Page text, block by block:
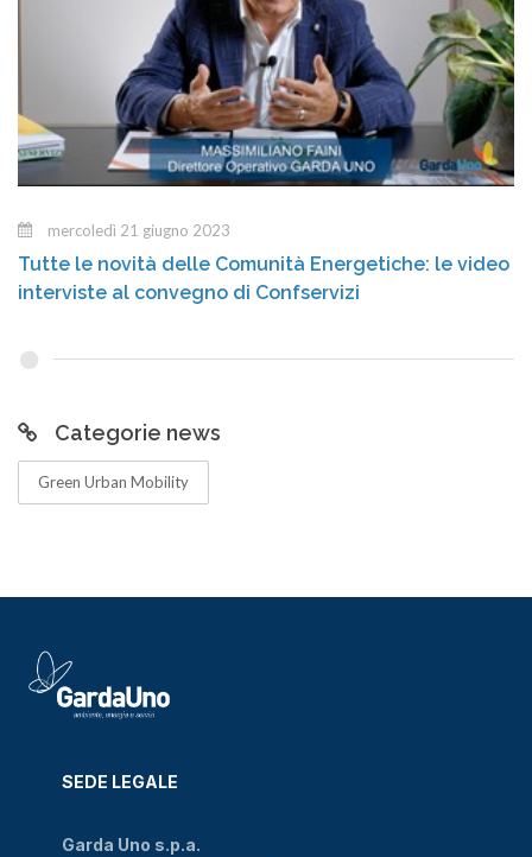
mercoledì 21 giugno 2023
Tutte le novità delle Comunità Energetiche: le video
interviste al convegno di Confservizi
Categorie news
Green Urban Mobility
SEDE LEGALE
Garda Uno s.p.a.